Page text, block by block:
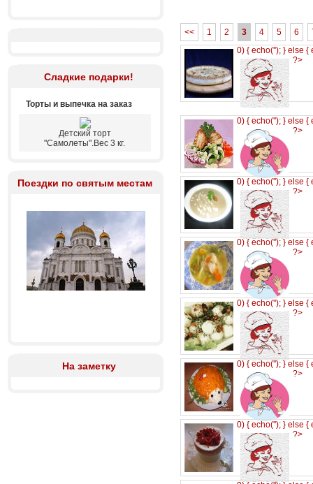
Сладкие подарки!
Торты и выпечка на заказ
Детский торт
"Самолеты".Вес 3 кг.
Поездки по святым местам
На заметку
<< 1 2 3 4 5 6
0) { echo(''); } else {
?>
0) { echo(''); } else {
?>
0) { echo(''); } else {
?>
0) { echo(''); } else {
?>
0) { echo(''); } else {
?>
0) { echo(''); } else {
?>
0) { echo(''); } else {
?>